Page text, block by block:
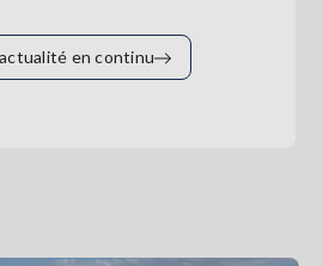
en continu